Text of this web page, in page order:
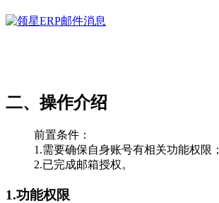
二、操作介绍
前置条件：
1.需要确保自身账号有相关功能权限；
2.已完成邮箱授权。
1.功能权限